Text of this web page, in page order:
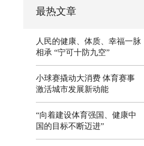
最热文章
人民的健康、体质、幸福一脉
相承 “宁可十防九空”
小球赛撬动大消费 体育赛事
激活城市发展新动能
“向着建设体育强国、健康中
国的目标不断迈进”